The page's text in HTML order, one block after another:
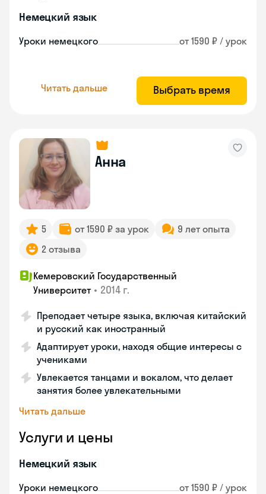
Немецкий язык
Уроки немецкого от 1590 ₽ / урок
Читать дальше Выбрать время
Анна
5 от 1590 ₽ за урок
9 лет опыта
2 отзыва
Кемеровский Государственный
Университет • 2014 г.
Преподает четыре языка, включая китайский
и русский как иностранный
Адаптирует уроки, находя общие интересы с
учениками
Увлекается танцами и вокалом, что делает
занятия более увлекательными
Читать дальше
Услуги и цены
Немецкий язык
Уроки немецкого от 1590 ₽ / урок